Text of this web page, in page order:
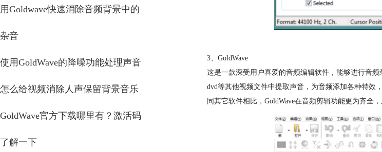
用Goldwave快速消除音频背景中的
杂音
使用GoldWave的降噪功能处理声音
怎么给视频消除人声保留背景音乐
GoldWave官方下载哪里有？激活码
了解一下
3、GoldWave
这是一款深受用户喜爱的音频编辑软件，能够进行音
dvd等其他视频文件中提取声音，为音频添加各种特效
同其它软件相比，GoldWave在音频剪辑功能更为齐全